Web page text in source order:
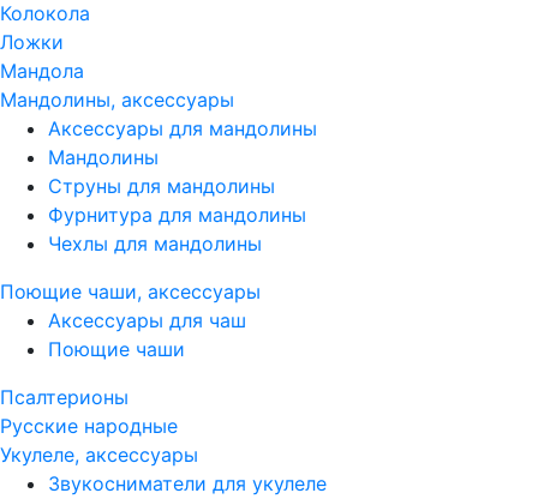
Колокола
Ложки
Мандола
Мандолины, аксессуары
Аксессуары для мандолины
Мандолины
Струны для мандолины
Фурнитура для мандолины
Чехлы для мандолины
Поющие чаши, аксессуары
Аксессуары для чаш
Поющие чаши
Псалтерионы
Русские народные
Укулеле, аксессуары
Звукосниматели для укулеле